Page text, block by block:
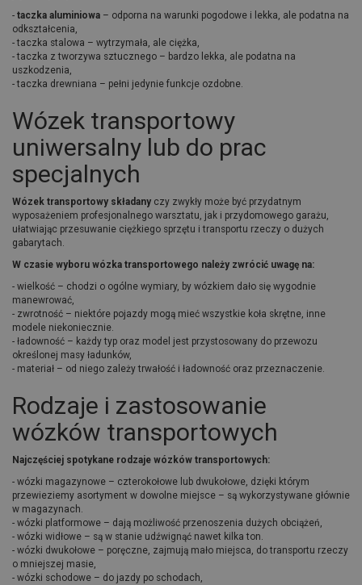
- taczka aluminiowa – odporna na warunki pogodowe i lekka, ale podatna na
odkształcenia,
- taczka stalowa – wytrzymała, ale ciężka,
- taczka z tworzywa sztucznego – bardzo lekka, ale podatna na
uszkodzenia,
- taczka drewniana – pełni jedynie funkcje ozdobne.
Wózek transportowy
uniwersalny lub do prac
specjalnych
Wózek transportowy składany czy zwykły może być przydatnym
wyposażeniem profesjonalnego warsztatu, jak i przydomowego garażu,
ułatwiając przesuwanie ciężkiego sprzętu i transportu rzeczy o dużych
gabarytach.
W czasie wyboru wózka transportowego należy zwrócić uwagę na:
- wielkość – chodzi o ogólne wymiary, by wózkiem dało się wygodnie
manewrować,
- zwrotność – niektóre pojazdy mogą mieć wszystkie koła skrętne, inne
modele niekoniecznie.
- ładowność – każdy typ oraz model jest przystosowany do przewozu
określonej masy ładunków,
- materiał – od niego zależy trwałość i ładowność oraz przeznaczenie.
Rodzaje i zastosowanie
wózków transportowych
Najczęściej spotykane rodzaje wózków transportowych:
- wózki magazynowe – czterokołowe lub dwukołowe, dzięki którym
przewieziemy asortyment w dowolne miejsce – są wykorzystywane głównie
w magazynach.
- wózki platformowe – dają możliwość przenoszenia dużych obciążeń,
- wózki widłowe – są w stanie udźwignąć nawet kilka ton.
- wózki dwukołowe – poręczne, zajmują mało miejsca, do transportu rzeczy
o mniejszej masie,
- wózki schodowe – do jazdy po schodach,